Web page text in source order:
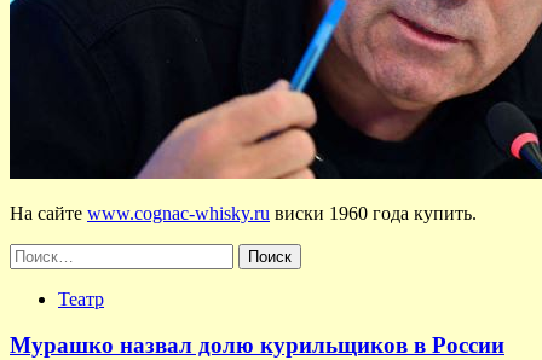
На сайте www.cognac-whisky.ru виски 1960 года купить.
Найти:
Театр
Мурашко назвал долю курильщиков в России